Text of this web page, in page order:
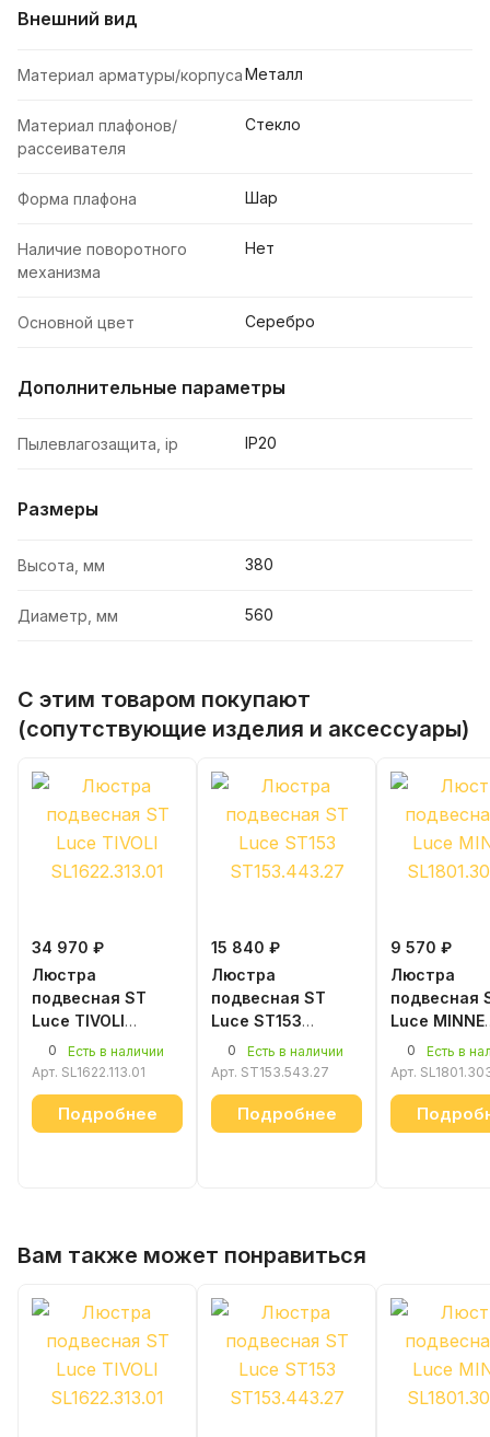
Внешний вид
Материал арматуры/корпусаМеталл
Материал плафонов/
рассеивателя
Стекло
Форма плафона Шар
Наличие поворотного
механизма
Нет
Основной цвет Серебро
Дополнительные параметры
Пылевлагозащита, ip IP20
Размеры
Высота, мм 380
Диаметр, мм 560
С этим товаром покупают
(сопутствующие изделия и аксессуары)
34 970 ₽
Люстра
подвесная ST
Luce TIVOLI
SL1622.113.01
0
Есть в наличии
Арт. SL1622.113.01
Подробнее
15 840 ₽
Люстра
подвесная ST
Luce ST153
ST153.543.27
0
Есть в наличии
Арт. ST153.543.27
Подробнее
9 570 ₽
Люстра
подвесная
Luce MINNE
0
Есть в
Арт.
Вам также может понравиться